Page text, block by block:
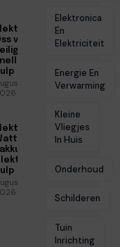
voor
en
6,
voor
5,
Elektronica
En
Elektriciteit
Energie En
Verwarming
Kleine
Vliegjes
In Huis
Onderhoud
Schilderen
Tuin
Inrichting